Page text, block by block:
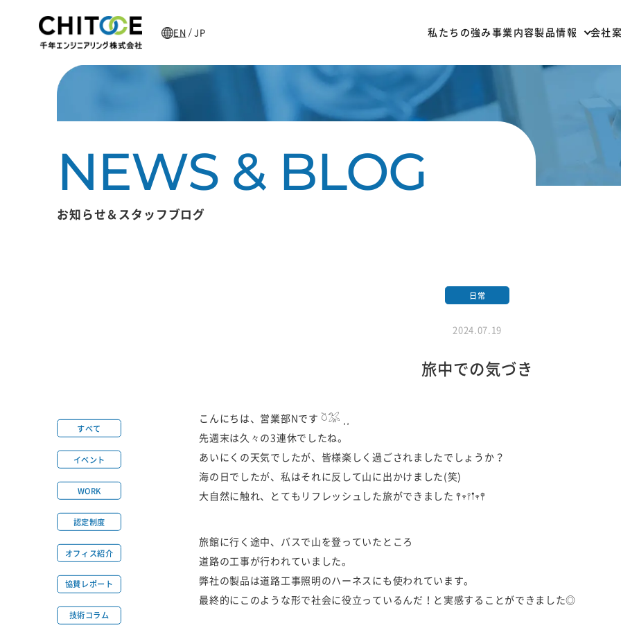
EN / JP 私たちの強み事業内容製品情報 会社
お知らせ＆スタッフブログ
すべて
イベント
WORK
認定制度
オフィス紹介
協賛レポート
技術コラム
日常
2024.07.19
旅中での気づき
こんにちは、営業部Nです 𓎤𓅮 ⸒⸒
先週末は久々の3連休でしたね。
あいにくの天気でしたが、皆様楽しく過ごされましたでしょうか？
海の日でしたが、私はそれに反して山に出かけました(笑)
大自然に触れ、とてもリフレッシュした旅ができました 𖤣𖥧𖥣𖡡𖥧𖤣
旅館に行く途中、バスで山を登っていたところ
道路の工事が行われていました。
弊社の製品は道路工事照明のハーネスにも使われています。
最終的にこのような形で社会に役立っているんだ！と実感することができました◎